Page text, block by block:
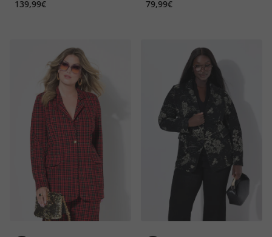
139,99€ 79,99€